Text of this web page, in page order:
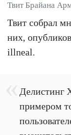
Твит Брайана
Твит собрал
них,
illneal.
Делистинг
примером